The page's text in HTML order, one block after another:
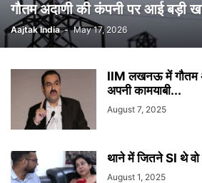
गौतम अदाणी की कंपनी पर आई बड़ी
Aajtak India - May 17, 2026
IIM लखनऊ में गौतम
अपनी कामयाबी...
August 7, 2025
थाने में जितने SI थे
August 1, 2025